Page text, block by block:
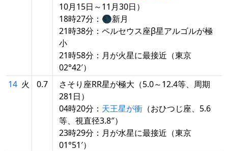
10月15日～11月30日）
18時27分：🌑新月
21時38分：ペルセウス座β星アルゴルが極
小
21時58分：月が火星に最接近（東京
02°42′）
14 火 0.7
さそり座RR星が極大（5.0～12.4等、周期
281日）
04時20分： 天王星が衝 （おひつじ座、5.6
等、視直径3.8″）
23時29分：月が水星に最接近（東京
01°51′）